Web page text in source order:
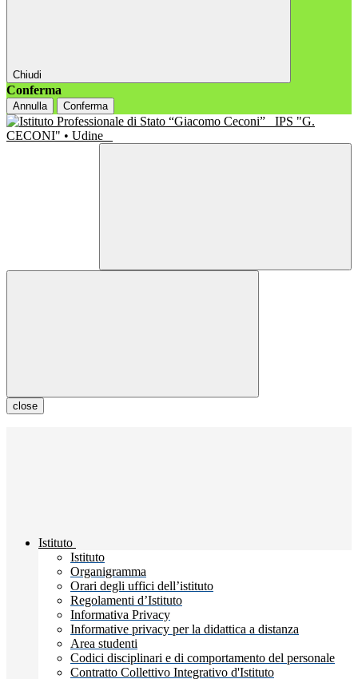
Chiudi
Conferma
Annulla Conferma
IPS "G.
CECONI" • Udine
close
Istituto
Istituto
Organigramma
Orari degli uffici dell’istituto
Regolamenti d’Istituto
Informativa Privacy
Informative privacy per la didattica a distanza
Area studenti
Codici disciplinari e di comportamento del personale
Contratto Collettivo Integrativo d'Istituto